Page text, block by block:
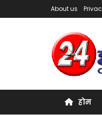
About us
होम